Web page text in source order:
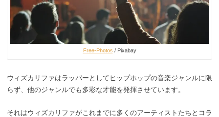
Free-Photos / Pixabay
ウィズカリファはラッパーとしてヒップホップの音楽ジャンルに限
らず、他のジャンルでも多彩な才能を発揮させています。
それはウィズカリファがこれまでに多くのアーティストたちとコラ